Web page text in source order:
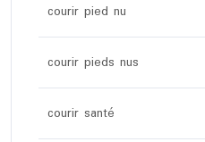
courir pied nu
courir pieds nus
courir santé